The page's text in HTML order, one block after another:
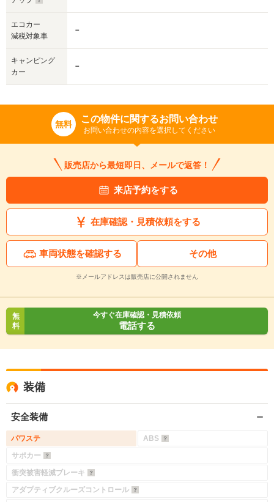
エコカー
減税対象車
－
キャンピング
カー
－
無料 この物件に関するお問い合わせ
お問い合わせの内容を選択してください
販売店から最短即日、メールで返答！
来店予約をする
在庫確認・見積依頼をする
車両状態を確認する その他
※メールアドレスは販売店に公開されません
無
料
今すぐ在庫確認・見積依頼
電話する
装備
安全装備
パワステ
ABS
サポカー
衝突被害軽減ブレーキ
アダプティブクルーズコントロール